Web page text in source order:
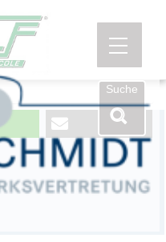
Menü
Suche